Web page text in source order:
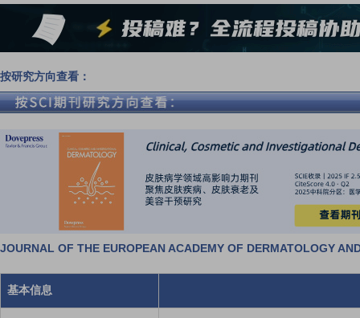
按研究方向查看：
JOURNAL OF THE EUROPEAN ACADEMY OF DERMATOLOGY
基本信息